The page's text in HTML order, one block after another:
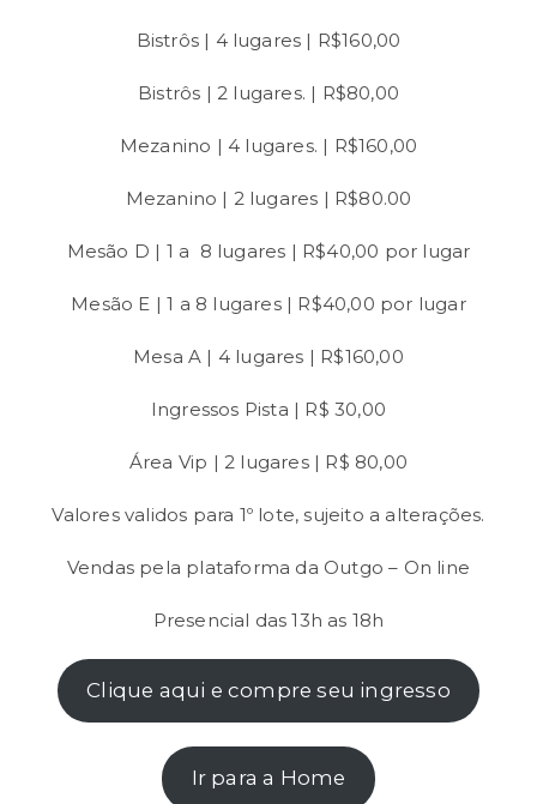
Bistrôs | 4 lugares | R$160,00
Bistrôs | 2 lugares. | R$80,00
Mezanino | 4 lugares. | R$160,00
Mezanino | 2 lugares | R$80.00
Mesão D | 1 a 8 lugares | R$40,00 por lugar
Mesão E | 1 a 8 lugares | R$40,00 por lugar
Mesa A | 4 lugares | R$160,00
Ingressos Pista | R$ 30,00
Área Vip | 2 lugares | R$ 80,00
Valores validos para 1º lote, sujeito a alterações.
Vendas pela plataforma da Outgo – On line
Presencial das 13h as 18h
Clique aqui e compre seu ingresso
Ir para a Home